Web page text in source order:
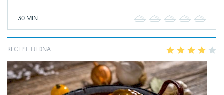
30 MIN 2 3 4
RECEPT TJEDNA 2 3 4